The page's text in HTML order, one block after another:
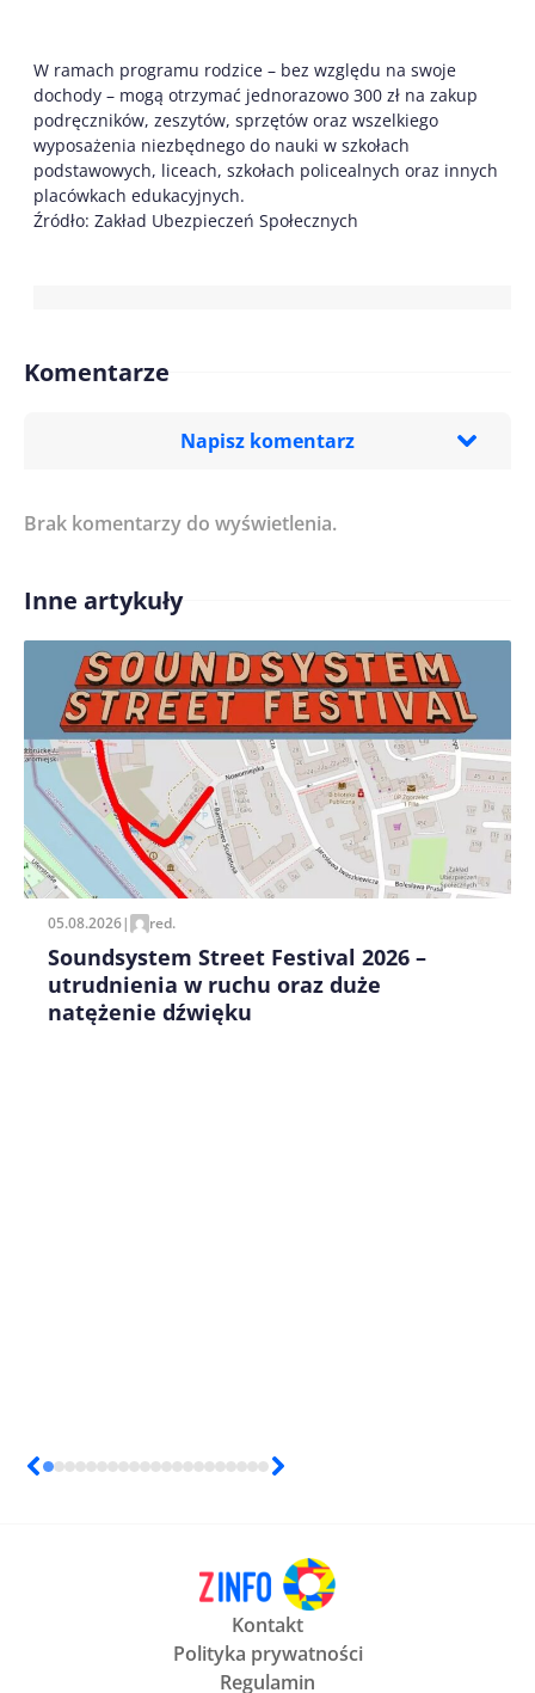
W ramach programu rodzice – bez względu na swoje
dochody – mogą otrzymać jednorazowo 300 zł na zakup
podręczników, zeszytów, sprzętów oraz wszelkiego
wyposażenia niezbędnego do nauki w szkołach
podstawowych, liceach, szkołach policealnych oraz innych
placówkach edukacyjnych.
Źródło: Zakład Ubezpieczeń Społecznych
Komentarze
Napisz komentarz
Treść komentarza*
Imię/ Nick*
Zapamiętaj moje dane w tej przeglądarce podczas
pisania kolejnych komentarzy.
Brak komentarzy do wyświetlenia.
Inne artykuły
05.08.2026| red.
Soundsystem Street Festival 2026 –
utrudnienia w ruchu oraz duże
natężenie dźwięku
Kontakt
Polityka prywatności
Regulamin